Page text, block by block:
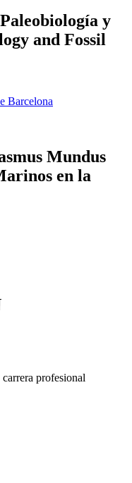
y
and Fossil
Barcelona
Mundus
en la
profesional